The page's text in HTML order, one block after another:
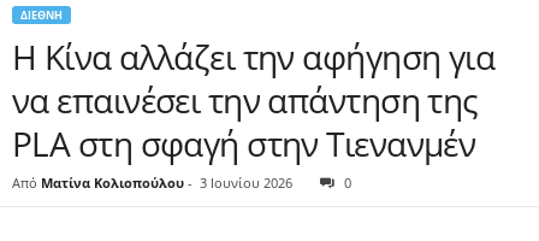
ΔΙΕΘΝΉ
Η Κίνα αλλάζει την αφήγηση για
να επαινέσει την απάντηση της
PLA στη σφαγή στην Τιενανμέν
Από Ματίνα Κολιοπούλου - 3 Ιουνίου 2026 0